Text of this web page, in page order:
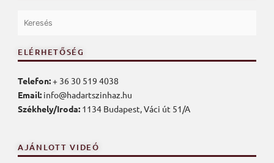
ELÉRHETŐSÉG
Telefon:+ 36 30 519 4038
Email: info@hadartszinhaz.hu
Székhely/Iroda: 1134 Budapest, Váci út 51/A
AJÁNLOTT VIDEÓ